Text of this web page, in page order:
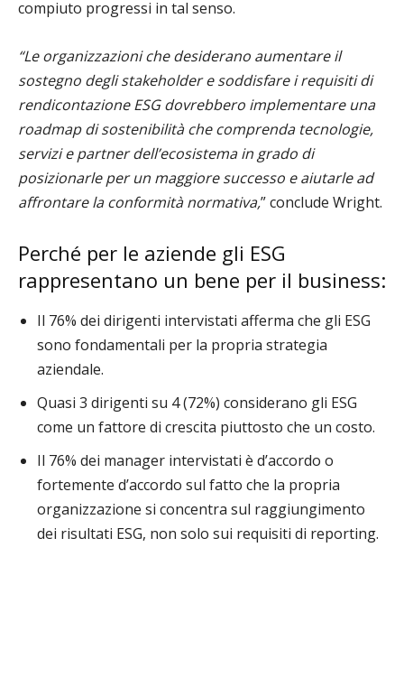
compiuto progressi in tal senso.
“Le organizzazioni che desiderano aumentare il
sostegno degli stakeholder e soddisfare i requisiti di
rendicontazione ESG dovrebbero implementare una
roadmap di sostenibilità che comprenda tecnologie,
servizi e partner dell’ecosistema in grado di
posizionarle per un maggiore successo e aiutarle ad
affrontare la conformità normativa,” conclude Wright.
Perché per le aziende gli ESG
rappresentano un bene per il business:
Il 76% dei dirigenti intervistati afferma che gli ESG
sono fondamentali per la propria strategia
aziendale.
Quasi 3 dirigenti su 4 (72%) considerano gli ESG
come un fattore di crescita piuttosto che un costo.
Il 76% dei manager intervistati è d’accordo o
fortemente d’accordo sul fatto che la propria
organizzazione si concentra sul raggiungimento
dei risultati ESG, non solo sui requisiti di reporting.